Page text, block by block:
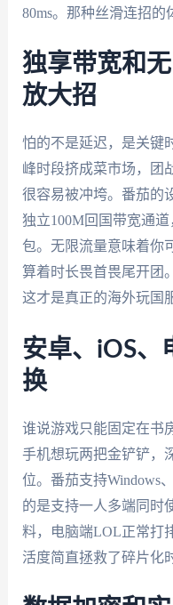
80ms。那种丝滑连招的
独享带宽和
放大招
怕的不是延迟，是关键
峰时段挤成菜市场，团
很容易被冲垮。番茄的
独立100M回国带宽通
包。无限流量意味着你
算着时长畏首畏尾开团
这才是真正的海外玩国
安卓、iOS、
换
谁说游戏只能固定在书
手机想玩两把金铲铲，
位。番茄支持Windows
的是支持一人多端同时
料，电脑端LOL正常打
活度简直拯救了碎片化